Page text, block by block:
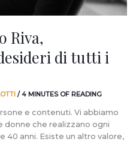
Riva,
di tutti i
/4 MINUTES OF READING
e contenuti. Vi abbiamo
donne che realizzano ogni
40 anni. Esiste un altro valore,